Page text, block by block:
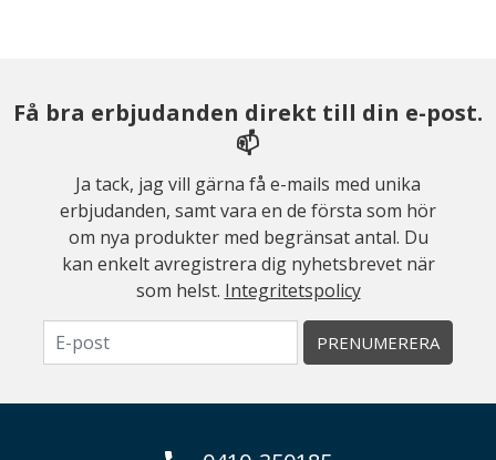
Få bra erbjudanden direkt till din e-post.
📫
Ja tack, jag vill gärna få e-mails med unika
erbjudanden, samt vara en de första som hör
om nya produkter med begränsat antal. Du
kan enkelt avregistrera dig nyhetsbrevet när
som helst. Integritetspolicy
PRENUMERERA